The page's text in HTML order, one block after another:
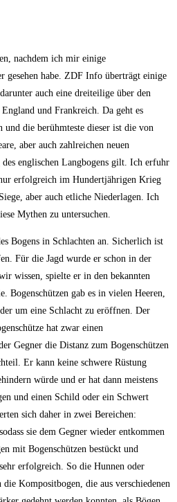
nachdem ich mir einige
gesehen habe. ZDF Info überträgt einige
auch eine dreiteilige über den
und Frankreich. Da geht es
die berühmteste dieser ist die von
aber auch zahlreichen neuen
englischen Langbogens gilt. Ich erfuhr
erfolgreich im Hundertjährigen Krieg
aber auch etliche Niederlagen. Ich
Mythen zu untersuchen.
Bogens in Schlachten an. Sicherlich ist
Für die Jagd wurde er schon in der
wissen, spielte er in den bekannten
Bogenschützen gab es in vielen Heeren,
um eine Schlacht zu eröffnen. Der
hat zwar einen
Gegner die Distanz zum Bogenschützen
Er kann keine schwere Rüstung
würde und er hat dann meistens
und einen Schild oder ein Schwert
sich daher in zwei Bereichen:
sie dem Gegner wieder entkommen
mit Bogenschützen bestückt und
erfolgreich. So die Hunnen oder
Kompositbogen, die aus verschiedenen